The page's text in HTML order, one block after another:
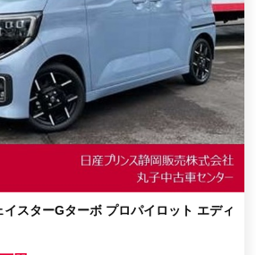
スターGターボ プロパイロット エディ